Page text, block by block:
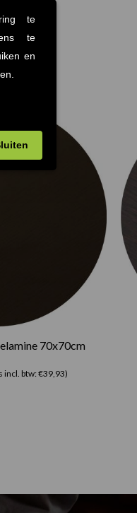
70x70cm
incl. btw: €39,93)